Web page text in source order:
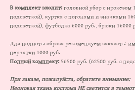
В комплект входит: головной убор с ирокезом
подсветкой), куртка с погонами и значками
подсветкой), футболка 6000 руб., брюки 16000
Для полноты образа рекомендуем заказать:
перчатки 1000 руб.
Полный комплект: 56500 руб. (62500 руб. с
При заказе, пожалуйста, обратите внимание:
Неоновая ткань костюма НЕ светится в